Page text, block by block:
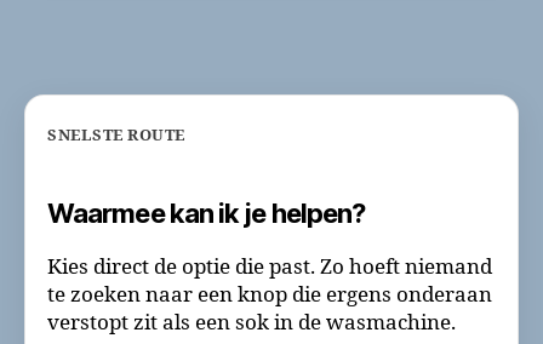
SNELSTE ROUTE
Waarmee kan ik je helpen?
Kies direct de optie die past. Zo hoeft niemand
te zoeken naar een knop die ergens onderaan
verstopt zit als een sok in de wasmachine.